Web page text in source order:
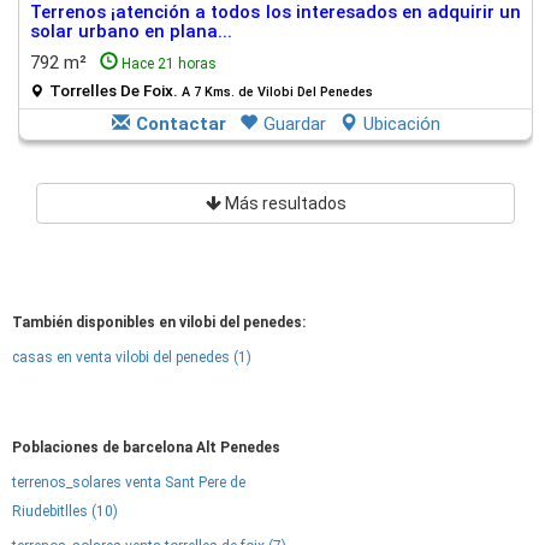
Terrenos ¡atención a todos los interesados en adquirir un
solar urbano en plana...
792 m²
Hace 21 horas
Torrelles De Foix. A 7 Kms. de Vilobi Del Penedes
Contactar Guardar Ubicación
Más resultados
También disponibles en vilobi del penedes:
casas en venta vilobi del penedes (1)
Poblaciones de barcelona Alt Penedes
terrenos_solares venta Sant Pere de
Riudebitlles (10)